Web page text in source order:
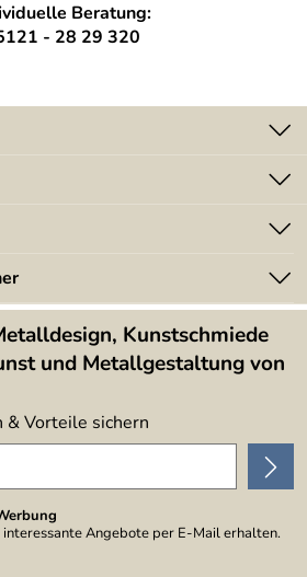
Beratung:
- 28 29 320
Kunstschmiede
und Metallgestaltung von
Vorteile sichern
Angebote per E-Mail erhalten.
nicht an andere Unternehmen
Zwecken wird in anonymer Form